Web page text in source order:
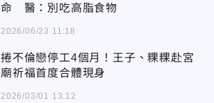
命 醫：別吃高脂食物
2026/06/23 11:18
捲不倫戀停工4個月！王子、粿粿赴宮
廟祈福首度合體現身
2026/03/01 13:12